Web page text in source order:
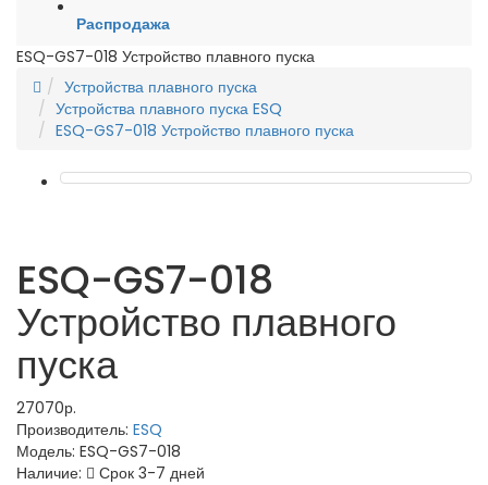
Распродажа
ESQ-GS7-018 Устройство плавного пуска
Устройства плавного пуска
Устройства плавного пуска ESQ
ESQ-GS7-018 Устройство плавного пуска
ESQ-GS7-018
Устройство плавного
пуска
27070р.
Производитель: ESQ
Модель: ESQ-GS7-018
Наличие:
Срок 3-7 дней